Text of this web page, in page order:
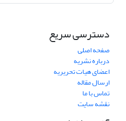
دسترسی سریع
صفحه اصلی
درباره نشریه
اعضای هیات تحریریه
ارسال مقاله
تماس با ما
نقشه سایت